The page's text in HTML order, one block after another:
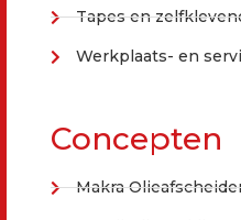
Tapes en
Werkplaats- en
Concepten
Makra